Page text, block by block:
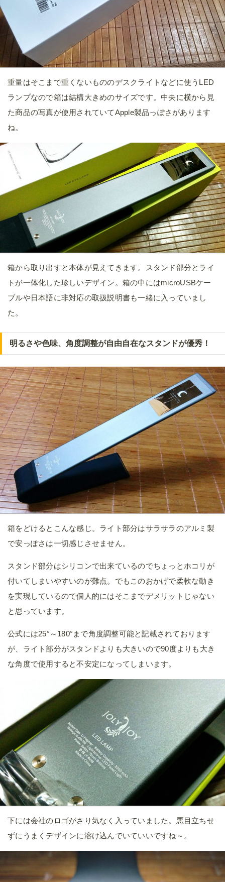
重量はそこまで重くないもののデスクライトなどに使うLED
ランプなので箱は結構大きめのサイズです。中央に横から見
た商品の写真が使用されていてApple製品っぽさがあります
ね。
箱から取り出すと本体が見えてきます。スタンド部分とライ
トが一体化した珍しいデザイン。箱の中にはmicroUSBケー
ブルや日本語に非対応の取扱説明書も一緒に入っていまし
た。
明るさや色味、角度調整が自由自在なスタンドが優秀！
箱をどけるとこんな感じ。ライト部分はサラサラのアルミ製
で安っぽさは一切感じさせません。
スタンド部分はシリコンで出来ているのでちょっとホコリが
付いてしまいやすいのが難点。でもこのおかげで柔軟な動き
を実現しているので個人的にはそこまでデメリットじゃない
と思っています。
公式には25°～180°まで角度調整可能と記載されております
が、ライト部分がスタンドよりも大きいので90度よりも大き
な角度で使用すると不安定になってしまいます。
下には会社のロゴがさり気なく入っていました。悪目立ちせ
ずにうまくデザインに溶け込んでいていいですね～。